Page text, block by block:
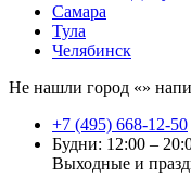
Самара
Тула
Челябинск
Не нашли город «»
+7 (495) 668-12-50
Будни: 12:00 –
Выходные и